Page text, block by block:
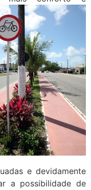
e devidamente
a possibilidade de